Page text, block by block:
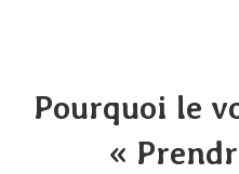
Pourquoi le
«